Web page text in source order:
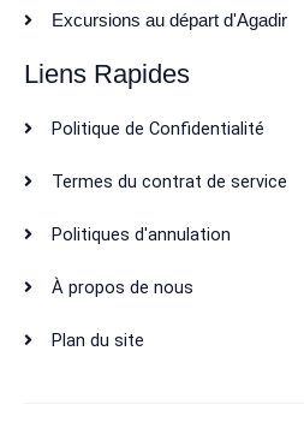
Excursions au départ d'Agadir
Liens Rapides
Politique de Confidentialité
Termes du contrat de service
Politiques d'annulation
À propos de nous
Plan du site